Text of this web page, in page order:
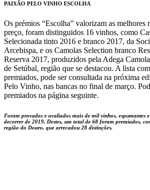
PAIXÃO PELO VINHO ESCOLHA
Os prémios “Escolha” valorizam as melhores
preço, foram distinguidos 16 vinhos, como
Selecionada tinto 2016 e branco 2017, da
Arcebispa, e os Camolas Selection branco
Reserva 2017, produzidos pela Adega
de Setúbal, região que se destacou. A lista
premiados, pode ser consultada na próxima
Pelo Vinho, nas bancas no final de março.
premiados na página seguinte.
Foram provados e avaliados mais de mil vinhos, espumantes
decorrer de 2019. Destes, um total de 68 foram premiados,
região do Douro, que arrecadou 28 distinções.